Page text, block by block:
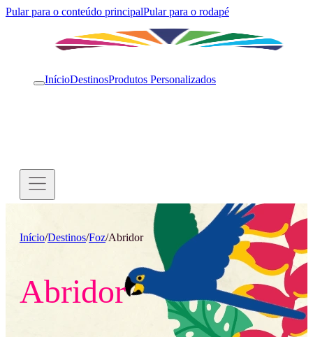
Pular para o conteúdo principalPular para o rodapé
InícioDestinosProdutos Personalizados
Início/Destinos/Foz/Abridor
Abridor